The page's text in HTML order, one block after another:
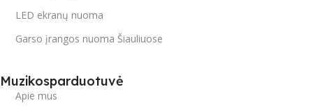
LED ekranų nuoma
Garso įrangos nuoma Šiauliuose
Muzikosparduotuvė
Apie mus